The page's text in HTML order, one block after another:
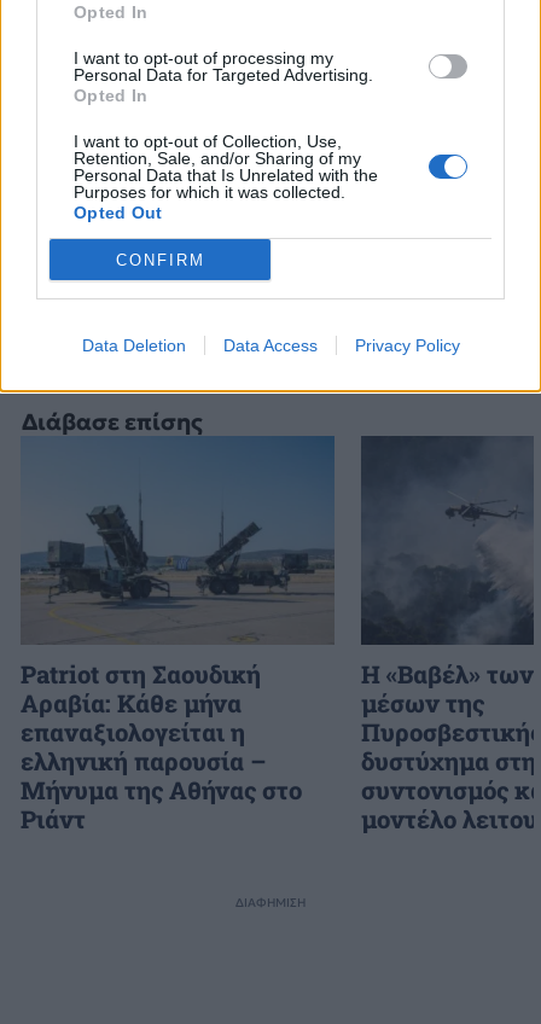
Opted In
I want to opt-out of processing my
Personal Data for Targeted Advertising.
Opted In
I want to opt-out of Collection, Use,
Retention, Sale, and/or Sharing of my
Personal Data that Is Unrelated with the
Purposes for which it was collected.
Opted Out
CONFIRM
Data Deletion Data Access Privacy Policy
Διάβασε επίσης
Patriot στη Σαουδική
Αραβία: Κάθε μήνα
επαναξιολογείται η
ελληνική παρουσία –
Μήνυμα της Αθήνας στο
Ριάντ
H «Βαβέλ»
μέσων της
δυστύχημα
συντονισμός
μοντέλο
Ακολουθήστε το onalert.gr στοGoogle
Newsκαι μάθετε πρώτοι όλες τις ειδήσεις
για την άμυνα.
ΧΑΜΑΣ
ΔΙΑΦΗΜΙΣΗ